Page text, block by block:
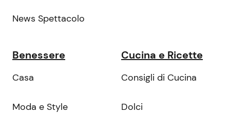
News Spettacolo
Benessere
Casa
Moda e Style
Cucina e Ricette
Consigli di Cucina
Dolci